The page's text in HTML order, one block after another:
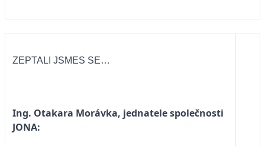
ZEPTALI JSMES SE…
Ing. Otakara Morávka, jednatele společnosti
JONA: